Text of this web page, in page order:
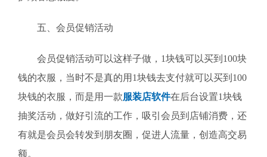
五、会员促销活动
会员促销活动可以这样子做，1块钱可以买到100块
钱的衣服，当时不是真的用1块钱去支付就可以买到100
块钱的衣服，而是用一款服装店软件在后台设置1块钱
抽奖活动，做好引流的工作，吸引会员到店铺消费，还
有就是会员会转发到朋友圈，促进人流量，创造高交易
额。